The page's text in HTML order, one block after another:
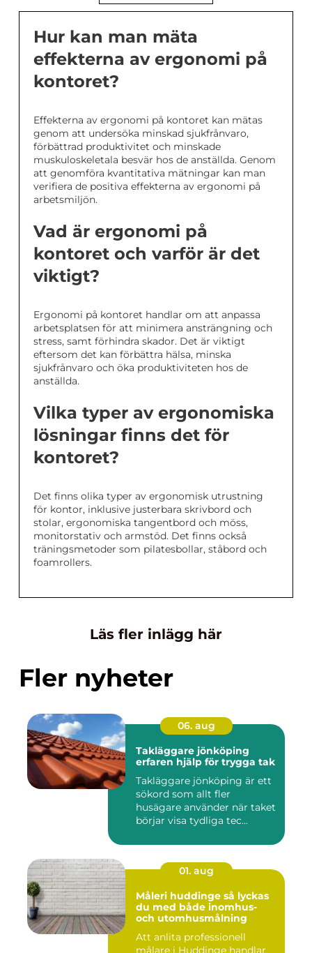
Hur kan man mäta
effekterna av ergonomi på
kontoret?
Effekterna av ergonomi på kontoret kan mätas
genom att undersöka minskad sjukfrånvaro,
förbättrad produktivitet och minskade
muskuloskeletala besvär hos de anställda. Genom
att genomföra kvantitativa mätningar kan man
verifiera de positiva effekterna av ergonomi på
arbetsmiljön.
Vad är ergonomi på
kontoret och varför är det
viktigt?
Ergonomi på kontoret handlar om att anpassa
arbetsplatsen för att minimera ansträngning och
stress, samt förhindra skador. Det är viktigt
eftersom det kan förbättra hälsa, minska
sjukfrånvaro och öka produktiviteten hos de
anställda.
Vilka typer av ergonomiska
lösningar finns det för
kontoret?
Det finns olika typer av ergonomisk utrustning
för kontor, inklusive justerbara skrivbord och
stolar, ergonomiska tangentbord och möss,
monitorstativ och armstöd. Det finns också
träningsmetoder som pilatesbollar, ståbord och
foamrollers.
Läs fler inlägg här
Fler nyheter
06. aug
Takläggare jönköping
erfaren hjälp för trygga tak
Takläggare jönköping är ett
sökord som allt fler
husägare använder när taket
börjar visa tydliga tec...
01. aug
Måleri huddinge så lyckas
du med både inomhus-
och utomhusmålning
Att anlita professionell
målare i Huddinge handlar